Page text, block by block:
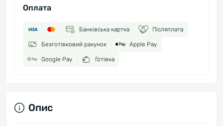
Оплата
Банківська картка Післяплата
Безготівковий рахунок Apple Pay
Google Pay Готівка
Опис